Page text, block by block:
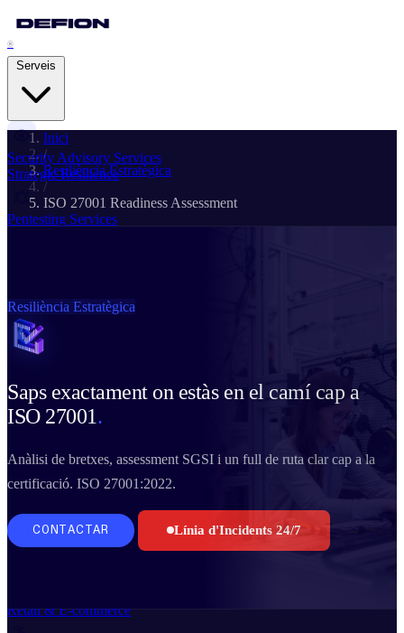
®
Security Advisory Services
Strategic Resilience
Pentesting Services
Digital Forensics & IR
Cyber Crisis Management
Business Continuity Services
Business Continuity & Recovery
Indústria & Manufactura
Retail & E-commerce
Inici
/
Resiliència Estratègica
/
ISO 27001 Readiness Assessment
Resiliència Estratègica
Saps exactament on estàs en el camí cap a
ISO 27001.
Anàlisi de bretxes, assessment SGSI i un full de ruta clar cap a la
certificació. ISO 27001:2022.
CONTACTAR Línia d'Incidents 24/7